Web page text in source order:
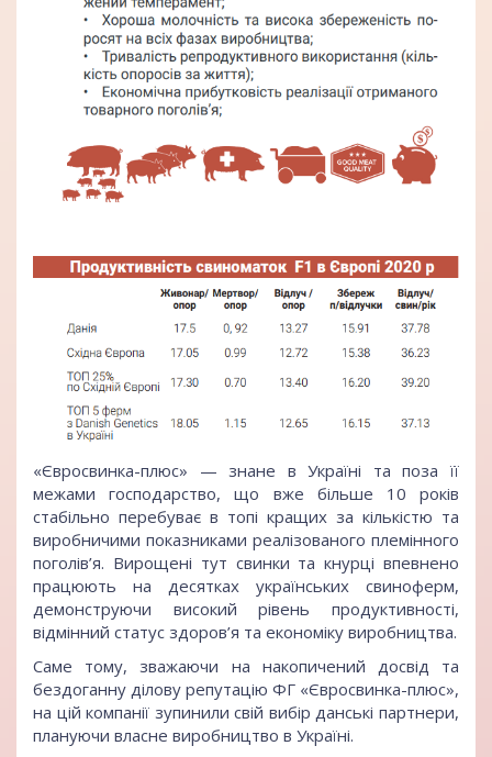
«Євросвинка-плюс» — знане в Україні та поза її
межами господарство, що вже більше 10 років
стабільно перебуває в топі кращих за кількістю та
виробничими показниками реалізованого племінного
поголів’я. Вирощені тут свинки та кнурці впевнено
працюють на десятках українських свиноферм,
демонструючи високий рівень продуктивності,
відмінний статус здоров’я та економіку виробництва.
Саме тому, зважаючи на накопичений досвід та
бездоганну ділову репутацію ФГ «Євросвинка-плюс»,
на цій компанії зупинили свій вибір данські партнери,
плануючи власне виробництво в Україні.